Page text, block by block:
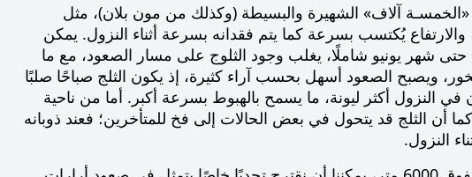
آلاف» الشهيرة والبسيطة (وكذلك من مون بلان)، مثل
والارتفاع يُكتسب بسرعة كما يتم فقدانه بسرعة أثناء النزول. يمكن
شهر يونيو شاملًا، يغلب وجود الثلوج على مسار الصعود، مع ما
ويصبح الصعود أسهل بحسب آراء كثيرة، إذ يكون الثلج صباحًا صلبًا
النزول أكثر ليونة، ما يسمح بالهبوط بسرعة أكبر. أما من ناحية
أن الثلج قد يتحول في بعض الحالات إلى فخ للمتأخرين؛ فعند ذوبانه
النزول.